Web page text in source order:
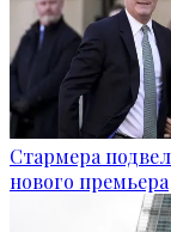
Стармера
нового премьера